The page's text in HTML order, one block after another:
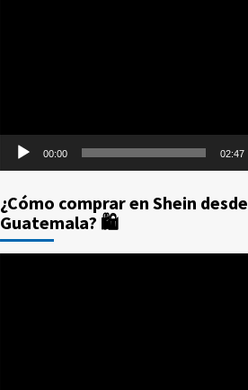
00:00 02:47
¿Cómo comprar en Shein desde
Guatemala? 🛍️